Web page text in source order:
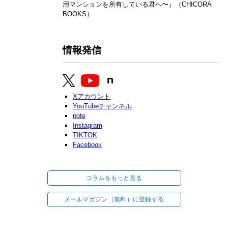
用マンションを所有している君へ〜』（CHICORA
BOOKS）
情報発信
Xアカウント
YouTubeチャンネル
note
Instagram
TIKTOK
Facebook
コラムをもっと見る
メールマガジン（無料）に登録する